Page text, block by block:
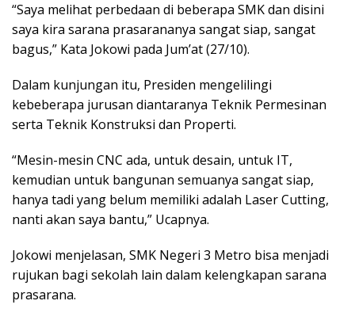
“Saya melihat perbedaan di beberapa SMK dan disini
saya kira sarana prasarananya sangat siap, sangat
bagus,” Kata Jokowi pada Jum’at (27/10).
Dalam kunjungan itu, Presiden mengelilingi
kebeberapa jurusan diantaranya Teknik Permesinan
serta Teknik Konstruksi dan Properti.
“Mesin-mesin CNC ada, untuk desain, untuk IT,
kemudian untuk bangunan semuanya sangat siap,
hanya tadi yang belum memiliki adalah Laser Cutting,
nanti akan saya bantu,” Ucapnya.
Jokowi menjelasan, SMK Negeri 3 Metro bisa menjadi
rujukan bagi sekolah lain dalam kelengkapan sarana
prasarana.